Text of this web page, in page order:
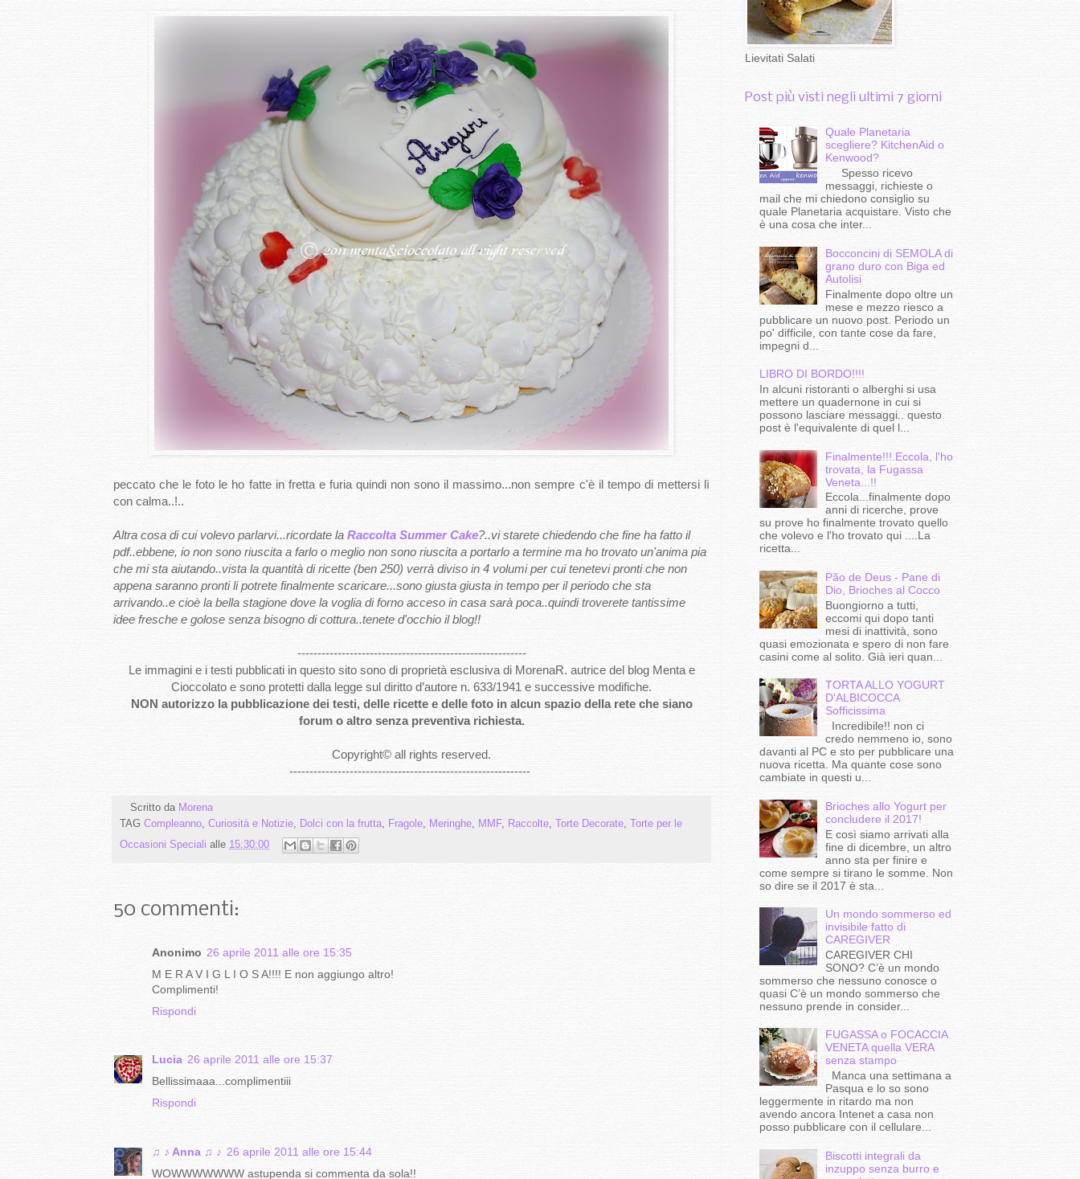
peccato che le foto le ho fatte in fretta e furia quindi non sono il massimo...non sempre c'è il tempo di mettersi lì
con calma..!..
Altra cosa di cui volevo parlarvi...ricordate la Raccolta Summer Cake?..vi starete chiedendo che fine ha fatto il
pdf..ebbene, io non sono riuscita a farlo o meglio non sono riuscita a portarlo a termine ma ho trovato un'anima pia
che mi sta aiutando..vista la quantità di ricette (ben 250) verrà diviso in 4 volumi per cui tenetevi pronti che non
appena saranno pronti li potrete finalmente scaricare...sono giusta giusta in tempo per il periodo che sta
arrivando..e cioè la bella stagione dove la voglia di forno acceso in casa sarà poca..quindi troverete tantissime
idee fresche e golose senza bisogno di cottura..tenete d'occhio il blog!!
---------------------------------------------------------
Le immagini e i testi pubblicati in questo sito sono di proprietà esclusiva di MorenaR. autrice del blog Menta e
Cioccolato e sono protetti dalla legge sul diritto d’autore n. 633/1941 e successive modifiche.
NON autorizzo la pubblicazione dei testi, delle ricette e delle foto in alcun spazio della rete che siano
forum o altro senza preventiva richiesta.
Copyright© all rights reserved.
------------------------------------------------------------
Scritto da Morena
TAG Compleanno, Curiosità e Notizie, Dolci con la frutta, Fragole, Meringhe, MMF, Raccolte, Torte Decorate,
Torte per le
Occasioni Speciali alle 15:30:00
50 commenti:
Anonimo 26 aprile 2011 alle ore 15:35
M E R A V I G L I O S A!!!! E non aggiungo altro!
Complimenti!
Rispondi
Lucia 26 aprile 2011 alle ore 15:37
Bellissimaaa...complimentiii
Rispondi
♫ ♪ Anna ♫ ♪ 26 aprile 2011 alle ore 15:44
WOWWWWWWW astupenda si commenta da sola!!
Lievitati Salati
Post più visti negli ultimi 7 giorni
Quale Planetaria
scegliere? KitchenAid o
Kenwood?
Spesso ricevo
messaggi, richieste o
mail che mi chiedono consiglio su
quale Planetaria acquistare. Visto che
è una cosa che inter...
Bocconcini di SEMOLA di
grano duro con Biga ed
Autolisi
Finalmente dopo oltre un
mese e mezzo riesco a
pubblicare un nuovo post. Periodo un
po' difficile, con tante cose da fare,
impegni d...
LIBRO DI BORDO!!!!
In alcuni ristoranti o alberghi si usa
mettere un quadernone in cui si
possono lasciare messaggi.. questo
post è l'equivalente di quel l...
Finalmente!!!.Eccola, l'ho
trovata, la Fugassa
Veneta...!!
Eccola...finalmente dopo
anni di ricerche, prove
su prove ho finalmente trovato quello
che volevo e l'ho trovato qui ....La
ricetta...
Pão de Deus - Pane di
Dio, Brioches al Cocco
Buongiorno a tutti,
eccomi qui dopo tanti
mesi di inattività, sono
quasi emozionata e spero di non fare
casini come al solito. Già ieri quan...
TORTA ALLO YOGURT
D'ALBICOCCA
Sofficissima
Incredibile!! non ci
credo nemmeno io, sono
davanti al PC e sto per pubblicare una
nuova ricetta. Ma quante cose sono
cambiate in questi u...
Brioches allo Yogurt per
concludere il 2017!
E così siamo arrivati alla
fine di dicembre, un altro
anno sta per finire e
come sempre si tirano le somme. Non
so dire se il 2017 è sta...
Un mondo sommerso ed
invisibile fatto di
CAREGIVER
CAREGIVER CHI
SONO? C’è un mondo
sommerso che nessuno conosce o
quasi C’è un mondo sommerso che
nessuno prende in consider...
FUGASSA o FOCACCIA
VENETA quella VERA
senza stampo
Manca una settimana a
Pasqua e lo so sono
leggermente in ritardo ma non
avendo ancora Intenet a casa non
posso pubblicare con il cellulare...
Biscotti integrali da
inzuppo senza burro e